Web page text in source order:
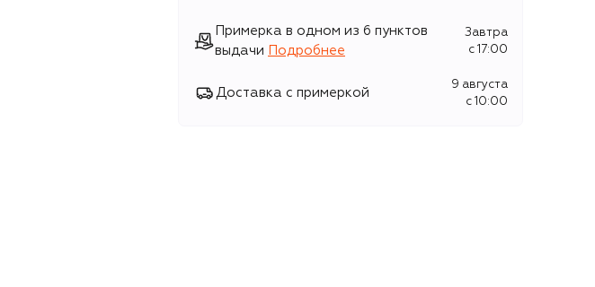
Примерка в одном из 6 пунктов
выдачи
Подробнее
Завтра
c 17:00
Доставка с примеркой
9 августа
c 10:00